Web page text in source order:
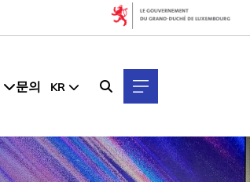
문의 KR